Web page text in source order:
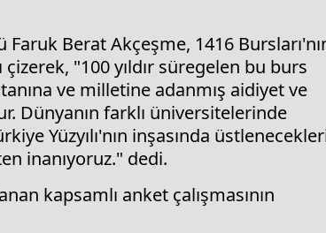
Berat Akçeşme, 1416
çizerek, "100 yıldır süregelen bu burs
ve milletine adanmış aidiyet ve
Dünyanın farklı üniversitelerinde
Yüzyılı'nın inşasında
inanıyoruz." dedi.
kapsamlı anket çalışmasının